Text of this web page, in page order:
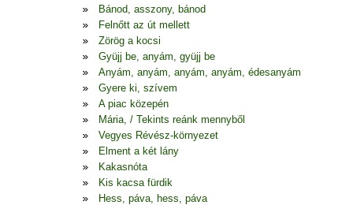
Bánod, asszony, bánod
Felnőtt az út mellett
Zörög a kocsi
Gyüjj be, anyám, gyüjj be
Anyám, anyám, anyám, anyám, édesanyám
Gyere ki, szívem
A piac közepén
Mária, / Tekints reánk mennyből
Vegyes Révész-környezet
Elment a két lány
Kakasnóta
Kis kacsa fürdik
Hess, páva, hess, páva